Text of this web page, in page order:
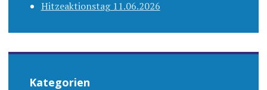
Hitzeaktionstag 11.06.2026
Kategorien